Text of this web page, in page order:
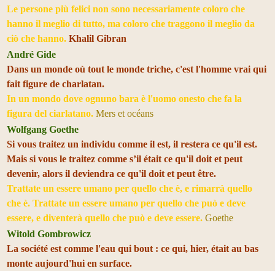
Le persone più felici non sono necessariamente coloro che
hanno il meglio di tutto, ma coloro che traggono il meglio da
ciò che hanno. Khalil Gibran
André Gide
Dans un monde où tout le monde triche, c'est l'homme vrai qui
fait figure de charlatan.
In un mondo dove ognuno bara è l'uomo onesto che fa la
figura del ciarlatano. Mers et océans
Wolfgang Goethe
Si vous traitez un individu comme il est, il restera ce qu'il est.
Mais si vous le traitez comme s’il était ce qu'il doit et peut
devenir, alors il deviendra ce qu'il doit et peut être.
Trattate un essere umano per quello che è, e rimarrà quello
che è. Trattate un essere umano per quello che può e deve
essere, e diventerà quello che può e deve essere. Goethe
Witold Gombrowicz
La société est comme l'eau qui bout : ce qui, hier, était au bas
monte aujourd'hui en surface.